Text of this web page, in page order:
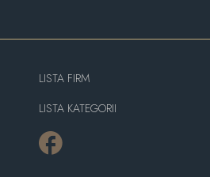
LISTA FIRM
LISTA KATEGORII